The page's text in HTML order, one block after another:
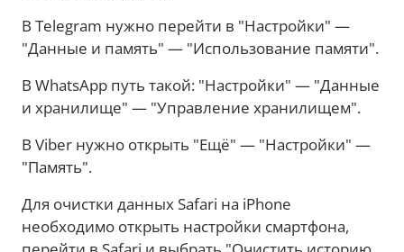
В Telegram нужно перейти в "Настройки" —
"Данные и память" — "Использование памяти".
В WhatsApp путь такой: "Настройки" — "Данные
и хранилище" — "Управление хранилищем".
В Viber нужно открыть "Ещё" — "Настройки" —
"Память".
Для очистки данных Safari на iPhone
необходимо открыть настройки смартфона,